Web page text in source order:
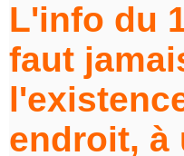
L'info du
faut
endroit, à